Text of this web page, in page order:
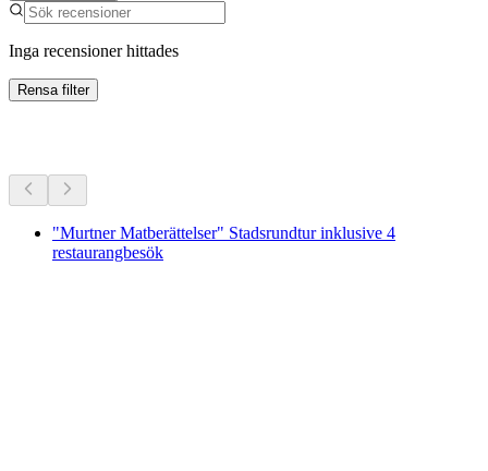
Inga recensioner hittades
Rensa filter
"Murtner Matberättelser" Stadsrundtur inklusive 4
restaurangbesök